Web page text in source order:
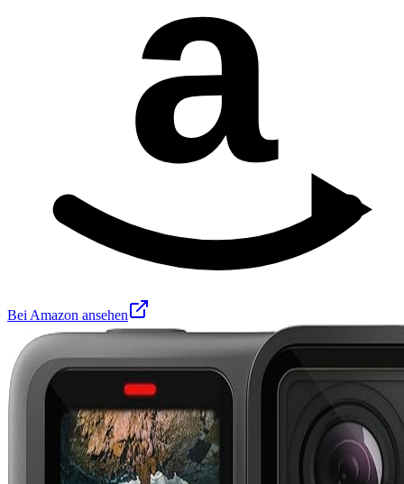
a
Bei Amazon ansehen